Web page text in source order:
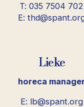
T: 035 7504 702
E:
Lieke
horeca
E: lb@spant.org